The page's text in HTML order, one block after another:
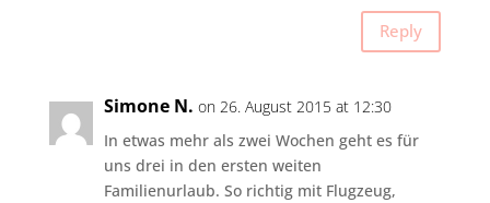
Reply
Simone N. on 26. August 2015 at 12:30
In etwas mehr als zwei Wochen geht es für
uns drei in den ersten weiten
Familienurlaub. So richtig mit Flugzeug,